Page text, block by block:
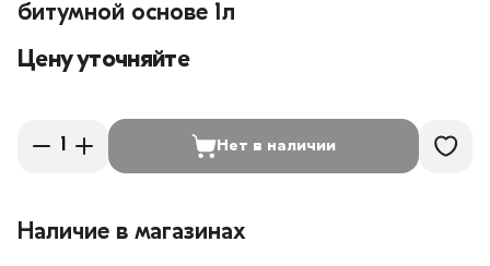
битумной основе 1л
Цену уточняйте
Нет в наличии
Наличие в магазинах